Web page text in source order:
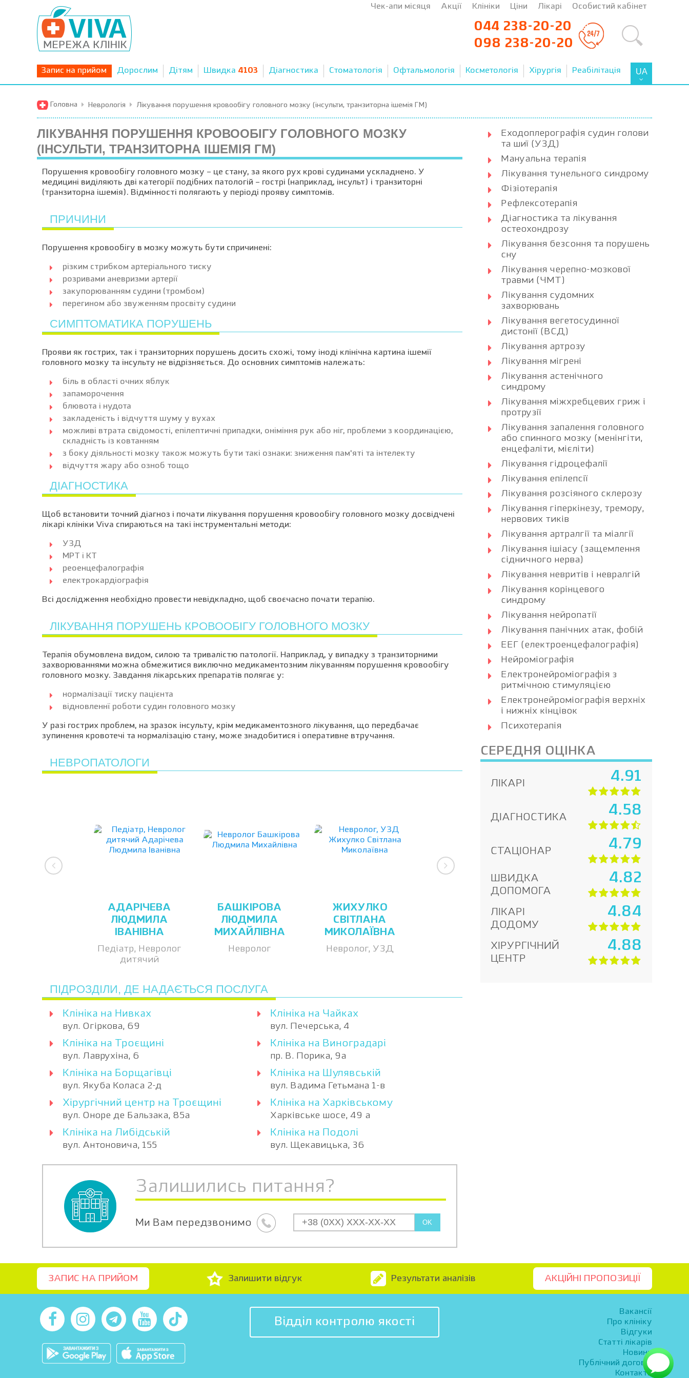
Чек-апи місяця Акції Клініки Ціни Лікарі Особистий кабінет
044 238-20-20
098 238-20-20
Запис на прийом Дорослим Дітям Швидка 4103 Діагностика Стоматологія Офтальмологія Косметологія Хірургія Реабілітація UA
Головна Неврологія Лікування порушення кровообігу головного мозку (інсульти, транзиторна ішемія ГМ)
ЛІКУВАННЯ ПОРУШЕННЯ КРОВООБІГУ ГОЛОВНОГО МОЗКУ
(ІНСУЛЬТИ, ТРАНЗИТОРНА ІШЕМІЯ ГМ)
Порушення кровообігу головного мозку – це стану, за якого рух крові судинами ускладнено. У
медицині виділяють дві категорії подібних патологій – гострі (наприклад, інсульт) і транзиторні
(транзиторна ішемія). Відмінності полягають у періоді прояву симптомів.
ПРИЧИНИ
Порушення кровообігу в мозку можуть бути спричинені:
різким стрибком артеріального тиску
розривами аневризми артерії
закупорюванням судини (тромбом)
перегином або звуженням просвіту судини
СИМПТОМАТИКА ПОРУШЕНЬ
Прояви як гострих, так і транзиторних порушень досить схожі, тому іноді клінічна картина ішемії
головного мозку та інсульту не відрізняється. До основних симптомів належать:
біль в області очних яблук
запаморочення
блювота і нудота
закладеність і відчуття шуму у вухах
можливі втрата свідомості, епілептичні припадки, оніміння рук або ніг, проблеми з координацією,
складність із ковтанням
з боку діяльності мозку також можуть бути такі ознаки: зниження пам'яті та інтелекту
відчуття жару або озноб тощо
ДІАГНОСТИКА
Щоб встановити точний діагноз і почати лікування порушення кровообігу головного мозку досвідчені
лікарі клініки Viva спираються на такі інструментальні методи:
УЗД
МРТ і КТ
реоенцефалографія
електрокардіографія
Всі дослідження необхідно провести невідкладно, щоб своєчасно почати терапію.
ЛІКУВАННЯ ПОРУШЕНЬ КРОВООБІГУ ГОЛОВНОГО МОЗКУ
Терапія обумовлена видом, силою та тривалістю патології. Наприклад, у випадку з транзиторними
захворюваннями можна обмежитися виключно медикаментозним лікуванням порушення кровообігу
головного мозку. Завдання лікарських препаратів полягає у:
нормалізації тиску пацієнта
відновленнї роботи судин головного мозку
У разі гострих проблем, на зразок інсульту, крім медикаментозного лікування, що передбачає
зупинення кровотечі та нормалізацію стану, може знадобитися і оперативне втручання.
НЕВРОПАТОЛОГИ
АДАРІЧЕВА
ЛЮДМИЛА
ІВАНІВНА
Педіатр, Невролог
дитячий
БАШКІРОВА
ЛЮДМИЛА
МИХАЙЛІВНА
Невролог
ЖИХУЛКО
СВІТЛАНА
МИКОЛАЇВНА
Невролог, УЗД
ПІДРОЗДІЛИ, ДЕ НАДАЄТЬСЯ ПОСЛУГА
Клініка на Нивках
вул. Огіркова, 69
Клініка на Чайках
вул. Печерська, 4
Клініка на Троєщині
вул. Лаврухіна, 6
Клініка на Виноградарі
пр. В. Порика, 9а
Клініка на Борщагівці
вул. Якуба Коласа 2-д
Клініка на Шулявській
вул. Вадима Гетьмана 1-в
Хірургічний центр на Троєщині
вул. Оноре де Бальзака, 85а
Клініка на Харківському
Харківське шосе, 49 а
Клініка на Либідській
вул. Антоновича, 155
Клініка на Подолі
вул. Щекавицька, 36
Залишились питання?
Ми Вам передзвонимо OK
Еходоплерографія судин голови
та шиї (УЗД)
Мануальна терапія
Лікування тунельного синдрому
Фізіотерапія
Рефлексотерапія
Діагностика та лікування
остеохондрозу
Лікування безсоння та порушень
сну
Лікування черепно-мозкової
травми (ЧМТ)
Лікування судомних
захворювань
Лікування вегетосудинної
дистонії (ВСД)
Лікування артрозу
Лікування мігрені
Лікування астенічного
синдрому
Лікування міжхребцевих гриж і
протрузії
Лікування запалення головного
або спинного мозку (менінгіти,
енцефаліти, мієліти)
Лікування гідроцефалії
Лікування епілепсії
Лікування розсіяного склерозу
Лікування гіперкінезу, тремору,
нервових тиків
Лікування артралгії та міалгії
Лікування ішіасу (защемлення
сідничного нерва)
Лікування невритів і невралгій
Лікування корінцевого
синдрому
Лікування нейропатії
Лікування панічних атак, фобій
ЕЕГ (електроенцефалографія)
Нейроміографія
Електронейроміографія з
ритмічною стимуляцією
Електронейроміографія верхніх
і нижніх кінцівок
Психотерапія
СЕРЕДНЯ ОЦІНКА
ЛІКАРІ 4.91
ДІАГНОСТИКА 4.58
СТАЦІОНАР 4.79
ШВИДКА
ДОПОМОГА
4.82
ЛІКАРІ
ДОДОМУ
4.84
ХІРУРГІЧНИЙ
ЦЕНТР
4.88
ЗАПИС НА ПРИЙОМ Залишити відгук Результати аналізів АКЦІЙНІ ПРОПОЗИЦІЇ
Відділ контролю якості
Вакансії
Про клініку
Відгуки
Статті лікарів
Новини
Публічний договір
Контакти